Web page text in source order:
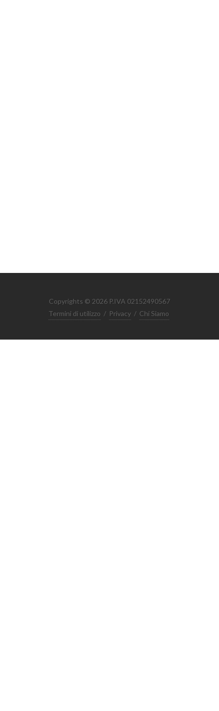
Copyrights © 2026 P.IVA 02152490567
Termini di utilizzo / Privacy / Chi Siamo